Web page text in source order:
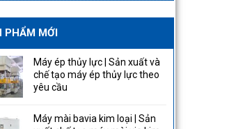
PHẨM MỚI
Máy ép thủy lực | Sản xuất và
chế tạo máy ép thủy lực theo
yêu cầu
Máy mài bavia kim loại | Sản